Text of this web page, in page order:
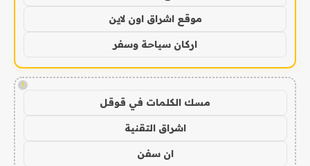
موقع اشراق اون لاين
اركان سياحة وسفر
!
مسك الكلمات في قوقل
اشراق التقنية
ان سفن